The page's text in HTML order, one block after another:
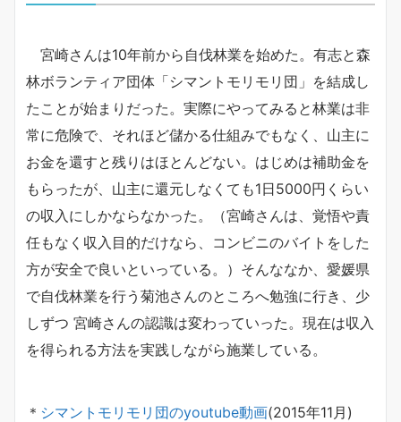
宮崎さんは10年前から自伐林業を始めた。有志と森
林ボランティア団体「シマントモリモリ団」を結成し
たことが始まりだった。実際にやってみると林業は非
常に危険で、それほど儲かる仕組みでもなく、山主に
お金を還すと残りはほとんどない。はじめは補助金を
もらったが、山主に還元しなくても1日5000円くらい
の収入にしかならなかった。（宮崎さんは、覚悟や責
任もなく収入目的だけなら、コンビニのバイトをした
方が安全で良いといっている。）そんななか、愛媛県
で自伐林業を行う菊池さんのところへ勉強に行き、少
しずつ 宮崎さんの認識は変わっていった。現在は収入
を得られる方法を実践しながら施業している。
＊ シマントモリモリ団のyoutube動画(2015年11月)